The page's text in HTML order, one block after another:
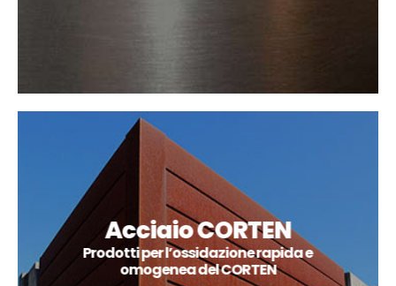
Acciaio CORTEN
Prodotti per l’ossidazione rapida e
omogenea del CORTEN